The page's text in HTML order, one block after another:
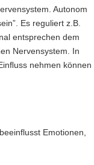
Autonom
Es reguliert z.B.
entsprechen dem
Nervensystem. In
nehmen können
Emotionen,